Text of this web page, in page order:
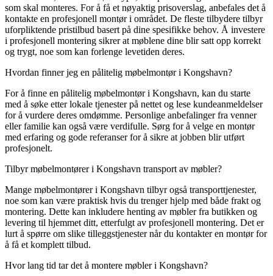
som skal monteres. For å få et nøyaktig prisoverslag, anbefales det å
kontakte en profesjonell montør i området. De fleste tilbydere tilbyr
uforpliktende pristilbud basert på dine spesifikke behov. Å investere
i profesjonell montering sikrer at møblene dine blir satt opp korrekt
og trygt, noe som kan forlenge levetiden deres.
Hvordan finner jeg en pålitelig møbelmontør i Kongshavn?
For å finne en pålitelig møbelmontør i Kongshavn, kan du starte
med å søke etter lokale tjenester på nettet og lese kundeanmeldelser
for å vurdere deres omdømme. Personlige anbefalinger fra venner
eller familie kan også være verdifulle. Sørg for å velge en montør
med erfaring og gode referanser for å sikre at jobben blir utført
profesjonelt.
Tilbyr møbelmontører i Kongshavn transport av møbler?
Mange møbelmontører i Kongshavn tilbyr også transporttjenester,
noe som kan være praktisk hvis du trenger hjelp med både frakt og
montering. Dette kan inkludere henting av møbler fra butikken og
levering til hjemmet ditt, etterfulgt av profesjonell montering. Det er
lurt å spørre om slike tilleggstjenester når du kontakter en montør for
å få et komplett tilbud.
Hvor lang tid tar det å montere møbler i Kongshavn?